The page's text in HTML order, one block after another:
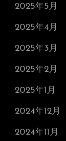
2025年5月
2025年4月
2025年3月
2025年2月
2025年1月
2024年12月
2024年11月